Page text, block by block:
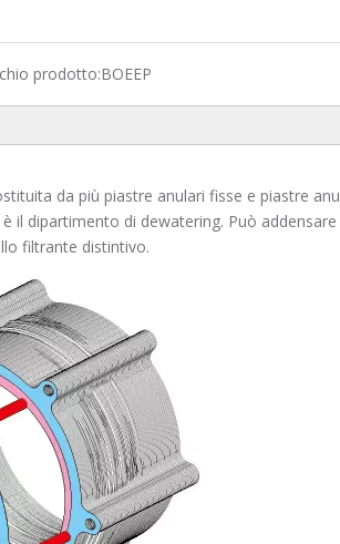
prodotto:BOEEP
da più piastre anulari fisse e piastre
dipartimento di dewatering. Può
filtrante distintivo.